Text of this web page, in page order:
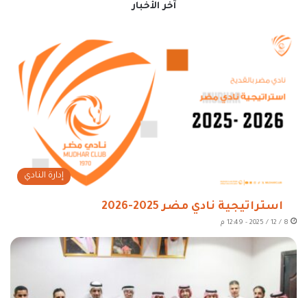
آخر الأخبار
إدارة النادي
استراتيجية نادي مضر 2025-2026
8 / 12 / 2025 - 12:49 م